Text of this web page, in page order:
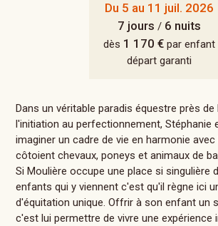
Du 5 au 11 juil. 2026
7 jours / 6 nuits
dès 1 170 € par enfant
départ garanti
Dans un véritable paradis équestre près de
l'initiation au perfectionnement, Stéphanie
imaginer un cadre de vie en harmonie
côtoient chevaux, poneys et animaux de
Si Moulière occupe une place si singulière
enfants qui y viennent c'est qu'il règne ici
d'équitation unique. Offrir à son enfant un
c'est lui permettre de vivre une expérience